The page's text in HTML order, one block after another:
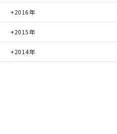
2016年
2015年
2014年